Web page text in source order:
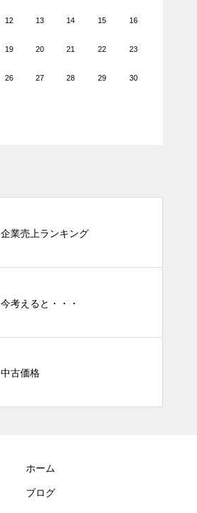
12 13 14 15 16
19 20 21 22 23
26 27 28 29 30
企業売上ランキング
今考えると・・・
中古価格
ホーム
ブログ